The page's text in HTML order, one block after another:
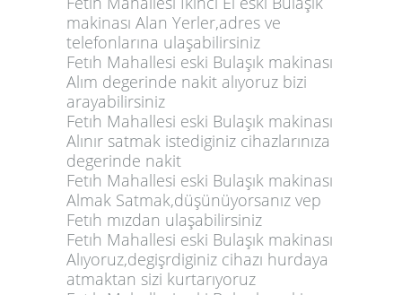
makinası Alan Yerler,adres ve
telefonlarına ulaşabilirsiniz
Fetıh Mahallesi eski Bulaşık makinası
Alım degerinde nakit alıyoruz bizi
arayabilirsiniz
Fetıh Mahallesi eski Bulaşık makinası
Alınır satmak istediginiz cihazlarınıza
degerinde nakit
Fetıh Mahallesi eski Bulaşık makinası
Almak Satmak,düşünüyorsanız vep
Fetıh mızdan ulaşabilirsiniz
Fetıh Mahallesi eski Bulaşık makinası
Alıyoruz,degişrdiginiz cihazı hurdaya
atmaktan sizi kurtarıyoruz